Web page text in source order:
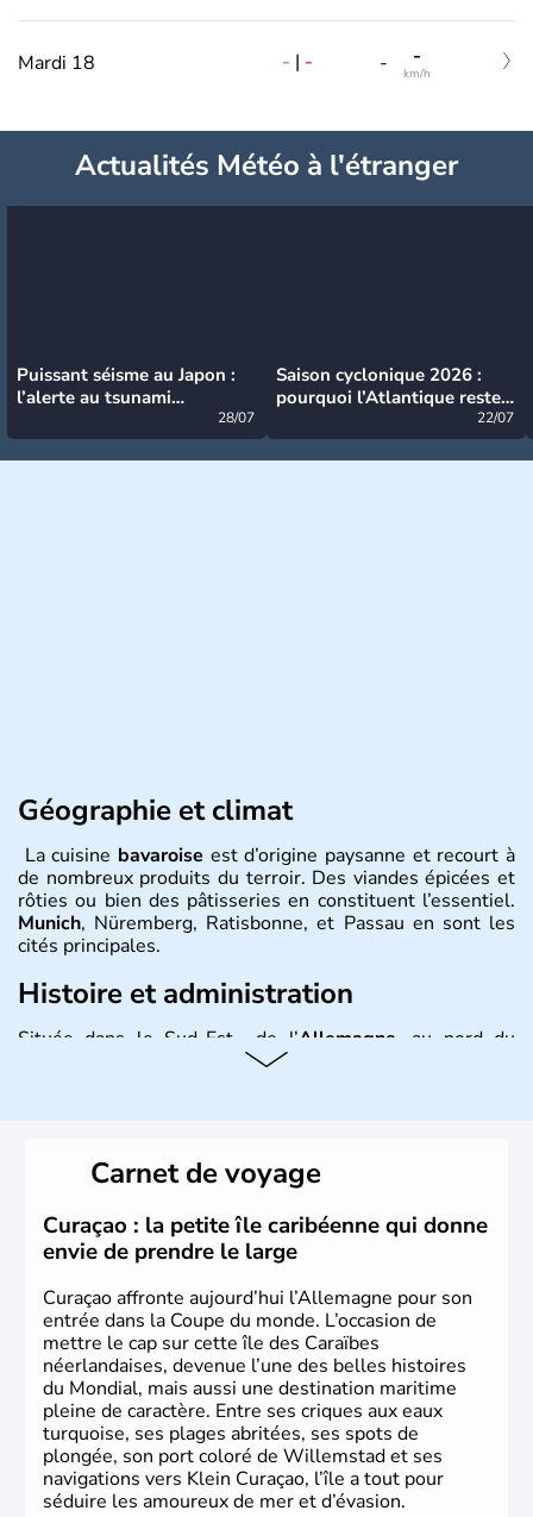
Mardi 18 - | - - -
km/h
Actualités Météo à l'étranger
Puissant séisme au Japon :
l’alerte au tsunami
28/07
Saison cyclonique 2026 :
pourquoi l’Atlantique reste
22/07
Géographie et climat
La cuisine bavaroise est d’origine paysanne et recourt à
de nombreux produits du terroir. Des viandes épicées et
rôties ou bien des pâtisseries en constituent l’essentiel.
Munich, Nüremberg, Ratisbonne, et Passau en sont les
cités principales.
Histoire et administration
Située dans le Sud-Est de l’Allemagne , au nord du
fait partie des seize
conservateur.Carnet de voyage
Curaçao : la petite île caribéenne qui donne
envie de prendre le large
Curaçao affronte aujourd’hui l’Allemagne pour son
entrée dans la Coupe du monde. L’occasion de
mettre le cap sur cette île des Caraïbes
néerlandaises, devenue l’une des belles histoires
du Mondial, mais aussi une destination maritime
pleine de caractère. Entre ses criques aux eaux
turquoise, ses plages abritées, ses spots de
plongée, son port coloré de Willemstad et ses
navigations vers Klein Curaçao, l’île a tout pour
séduire les amoureux de mer et d’évasion.